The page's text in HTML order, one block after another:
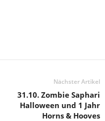
Nächster Artikel
31.10. Zombie Saphari
Halloween und 1 Jahr
Horns & Hooves